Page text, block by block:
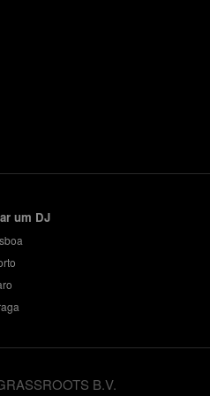
um DJ
B.V.